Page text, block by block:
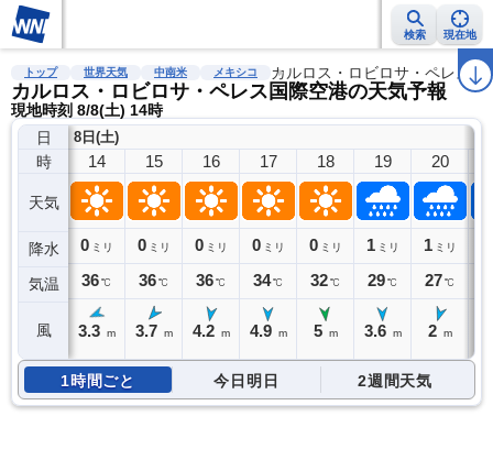
検索 現在地
雨雲レーダー 台風情報 地震情報 警報・注意報 2週間天気 ラ
トップ 世界天気 中南米 メキシコ カルロス・ロビロサ・ペレス国
カルロス・ロビロサ・ペレス国際空港の天気予報
現地時刻 8/8(土) 14時
日
時
天気
降水
気温
風
8日(土)
14
0 ミリ
36℃
3.3 m
15
0 ミリ
36℃
3.7 m
16
0 ミリ
36℃
4.2 m
17
0 ミリ
34℃
4.9 m
18
0 ミリ
32℃
5 m
19
1 ミリ
29℃
3.6 m
20
1 ミリ
27℃
2 m
1時間ごと 今日明日 2週間天気